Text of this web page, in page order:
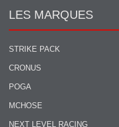
LES MARQUES
STRIKE PACK
CRONUS
POGA
MCHOSE
NEXT LEVEL RACING